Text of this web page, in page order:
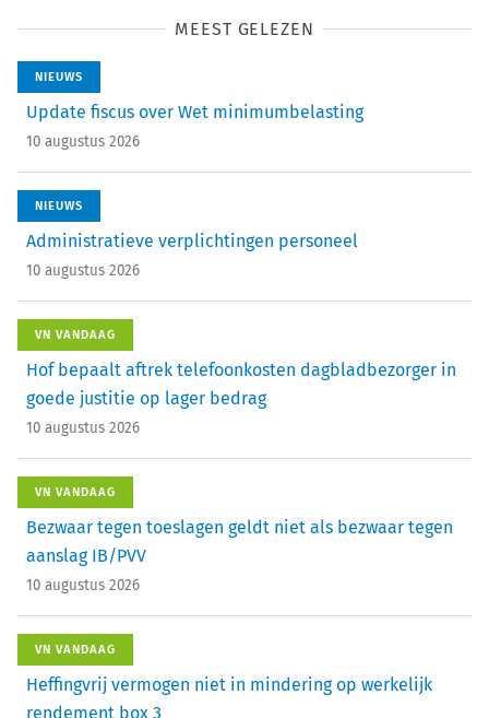
MEEST GELEZEN
NIEUWS
Update fiscus over Wet minimumbelasting
10 augustus 2026
NIEUWS
Administratieve verplichtingen personeel
10 augustus 2026
VN VANDAAG
Hof bepaalt aftrek telefoonkosten dagbladbezorger in
goede justitie op lager bedrag
10 augustus 2026
VN VANDAAG
Bezwaar tegen toeslagen geldt niet als bezwaar tegen
aanslag IB/PVV
10 augustus 2026
VN VANDAAG
Heffingvrij vermogen niet in mindering op werkelijk
rendement box 3